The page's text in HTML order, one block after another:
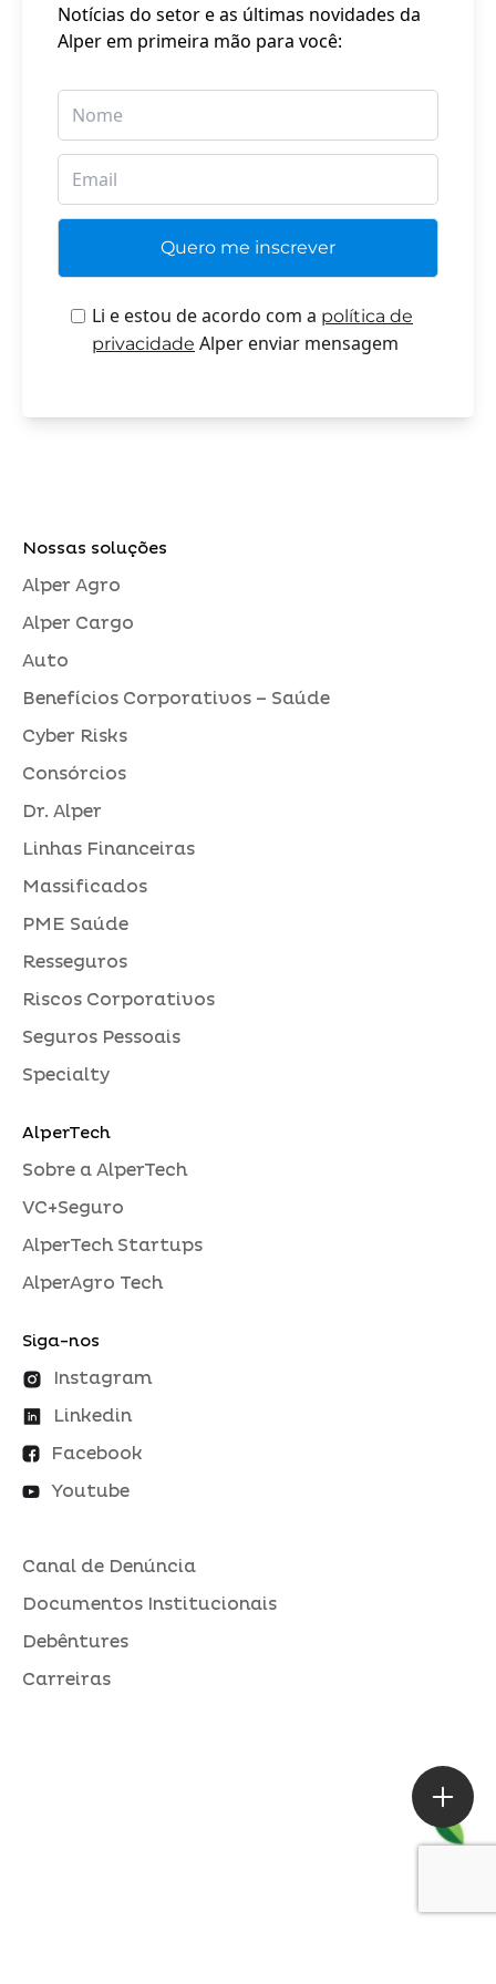
Notícias do setor e as últimas novidades da
Alper em primeira mão para você:
Li e estou de acordo com a política de
privacidade Alper enviar mensagem
Nossas soluções
Alper Agro
Alper Cargo
Auto
Benefícios Corporativos – Saúde
Cyber Risks
Consórcios
Dr. Alper
Linhas Financeiras
Massificados
PME Saúde
Resseguros
Riscos Corporativos
Seguros Pessoais
Specialty
AlperTech
Sobre a AlperTech
VC+Seguro
AlperTech Startups
AlperAgro Tech
Siga-nos
Instagram
Linkedin
Facebook
Youtube
Canal de Denúncia
Documentos Institucionais
Debêntures
Carreiras